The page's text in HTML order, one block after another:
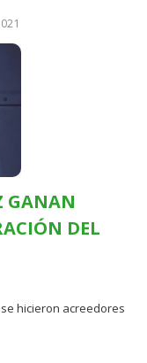
GANAN
DEL
hicieron acreedores